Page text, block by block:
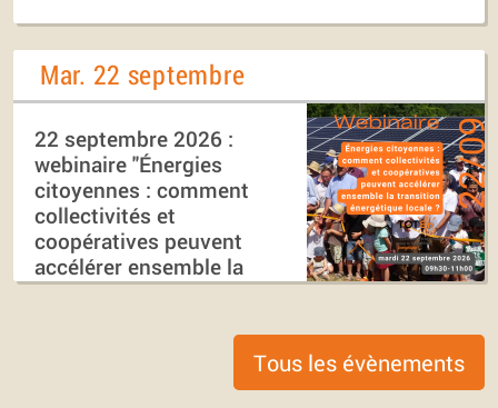
Mar. 22 septembre
22 septembre 2026 :
webinaire "Énergies
citoyennes : comment
collectivités et
coopératives peuvent
accélérer ensemble la
transition énergétique
Tous les évènements